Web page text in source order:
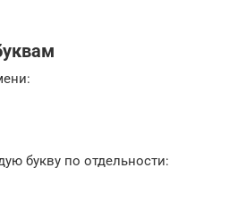
букву по отдельности: